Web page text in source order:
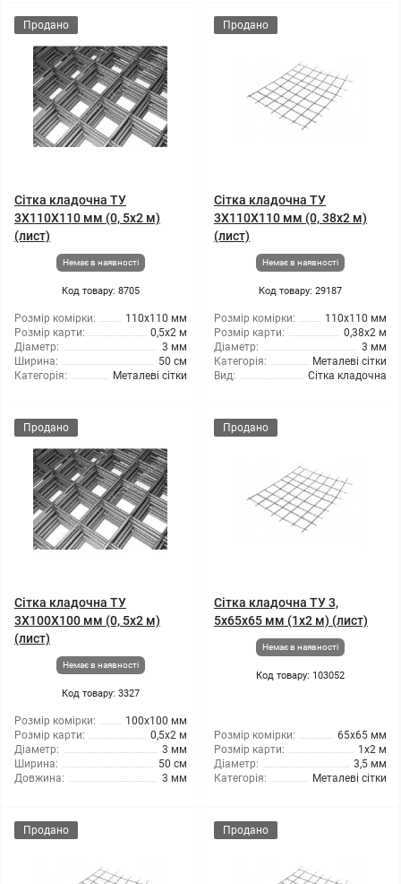
Продано
Сітка кладочна ТУ
3X110X110 мм (0, 5x2 м)
(лист)
Немає в наявності
Код товару: 8705
Розмір комірки:
110x110 мм
Розмір карти:
0,5x2 м
Діаметр:
3 мм
Ширина:
50 см
Категорія:
Металеві сітки
Продано
Сітка кладочна ТУ
3X110X110 мм (0, 38x2 м)
(лист)
Немає в наявності
Код товару: 29187
Розмір комірки:
110x110 мм
Розмір карти:
0,38x2 м
Діаметр:
3 мм
Категорія:
Металеві сітки
Вид:
Сітка кладочна
Продано
Сітка кладочна ТУ
3X100X100 мм (0, 5x2 м)
(лист)
Немає в наявності
Код товару: 3327
Розмір комірки:
100x100 мм
Розмір карти:
0,5x2 м
Діаметр:
3 мм
Ширина:
50 см
Довжина:
3 мм
Продано
Сітка кладочна ТУ 3,
5x65x65 мм (1x2 м) (лист)
Немає в наявності
Код товару: 103052
Розмір комірки:
65x65 мм
Розмір карти:
1x2 м
Діаметр:
3,5 мм
Категорія:
Металеві сітки
Продано Продано